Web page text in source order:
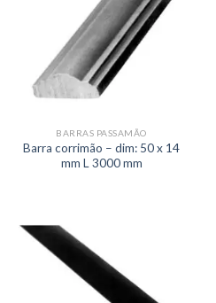
BARRAS PASSAMÃO
Barra corrimão – dim: 50 x 14
mm L 3000 mm